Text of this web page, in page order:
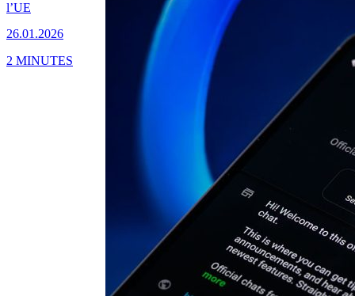
l’UE
26.01.2026
2 MINUTES